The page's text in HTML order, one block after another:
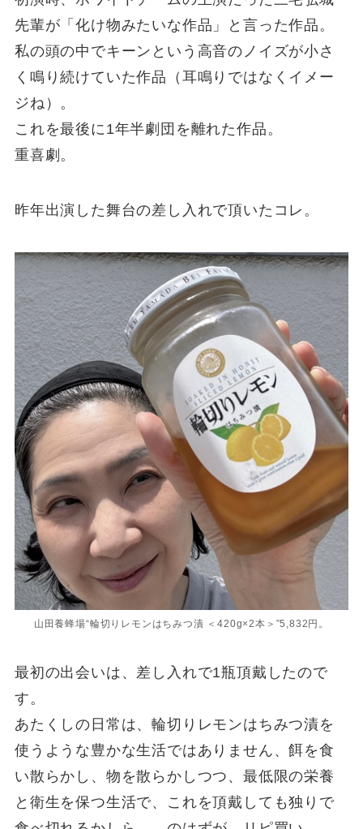
先輩が「化け物みたいな作品」と言った作品。
私の頭の中でキーンという高音のノイズが小さ
く鳴り続けていた作品（耳鳴りではなくイメー
ジね）。
これを最後に1年半劇団を離れた作品。
重喜劇。
昨年出演した舞台の差し入れで頂いたコレ。
山田養蜂場“輪切りレモンはちみつ漬 ＜420g×2本＞”5,832円。
最初の出会いは、差し入れで1瓶頂戴したので
す。
あたくしの日常は、輪切りレモンはちみつ漬を
使うような豊かな生活ではありません、餌を食
い散らかし、物を散らかしつつ、最低限の栄養
と衛生を保つ生活で、これを頂戴しても独りで